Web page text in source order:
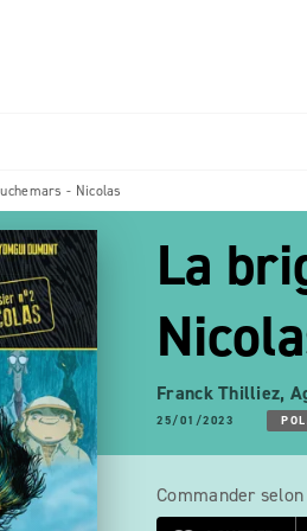
- Nicolas
La
Franck Thilliez,
25/01/2023
Commander